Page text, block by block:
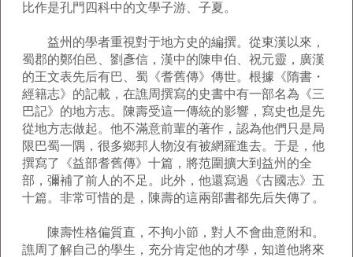
比作是孔門四科中的文學子游、子夏。
益州的學者重視對于地方史的編撰。從東漢以來，
蜀郡的鄭伯邑、劉彥信，漢中的陳申伯、祝元靈，廣漢
的王文表先后有巴、蜀《耆舊傳》傳世。根據《隋書・
經籍志》的記載，在譙周撰寫的史書中有一部名為《三
巴記》的地方志。陳壽受這一傳統的影響，寫史也是先
從地方志做起。他不滿意前輩的著作，認為他們只是局
限巴蜀一隅，很多鄉邦人物沒有被網羅進去。于是，他
撰寫了《益部耆舊傳》十篇，將范圍擴大到益州的全
部，彌補了前人的不足。此外，他還寫過《古國志》五
十篇。非常可惜的是，陳壽的這兩部書都先后失傳了。
陳壽性格偏質直，不拘小節，對人不會曲意附和。
譙周了解自己的學生，充分肯定他的才學，知道他將來